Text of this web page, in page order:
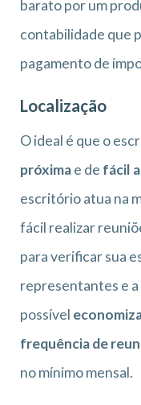
barato por um
contabilidade que
pagamento de
Localização
O ideal é que o
próximae de fácil
escritório atua na
fácil realizar
para verificar sua
representantes e a
possível
frequência de
no mínimo mensal.